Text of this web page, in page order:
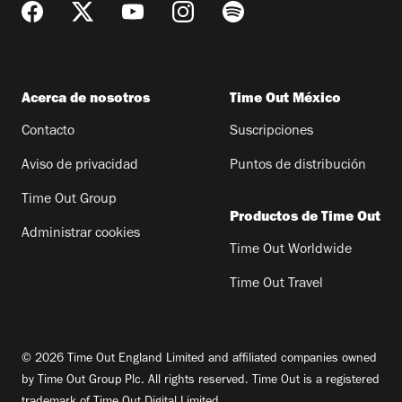
Acerca de nosotros
Contacto
Aviso de privacidad
Time Out Group
Administrar cookies
Time Out México
Suscripciones
Puntos de distribución
Productos de Time Out
Time Out Worldwide
Time Out Travel
© 2026 Time Out England Limited and affiliated companies owned
by Time Out Group Plc. All rights reserved. Time Out is a registered